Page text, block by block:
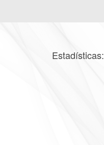
Estadísticas: